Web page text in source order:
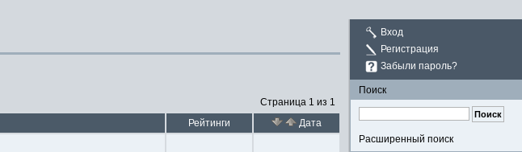
Вход
Регистрация
Забыли пароль?
Поиск
Расширенный поиск
Страница 1 из 1
Рейтинги Дата